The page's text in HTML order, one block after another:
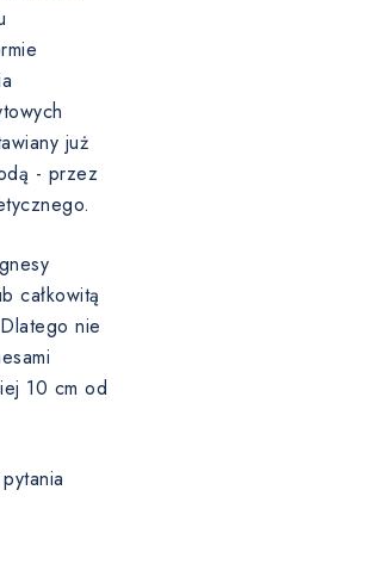
już
- przez
całkowitą
nie
10 cm od